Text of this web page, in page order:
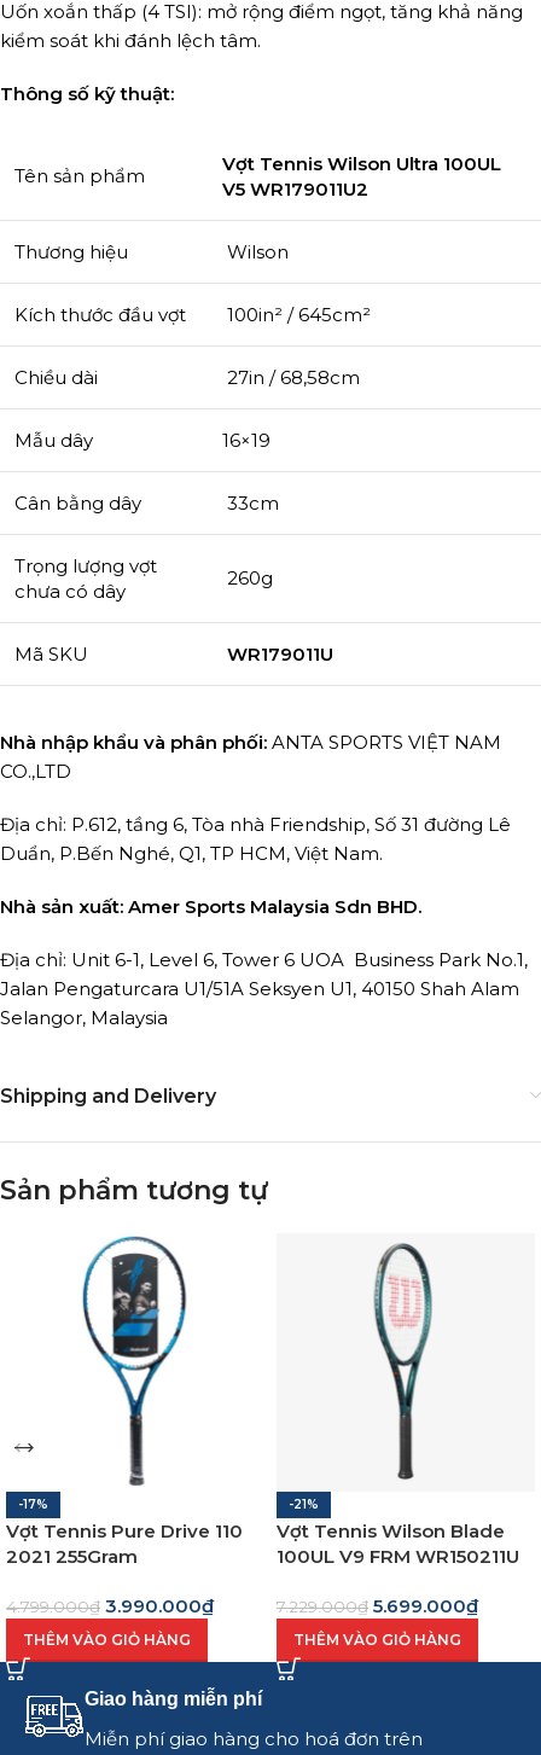
Uốn xoắn thấp (4 TSI): mở rộng điểm ngọt, tăng khả năng
kiểm soát khi đánh lệch tâm.
Thông số kỹ thuật:
Tên sản phẩm
Vợt Tennis Wilson Ultra 100UL
V5 WR179011U2
Thương hiệu Wilson
Kích thước đầu vợt 100in² / 645cm²
Chiều dài 27in / 68,58cm
Mẫu dây 16×19
Cân bằng dây 33cm
Trọng lượng vợt
chưa có dây
260g
Mã SKU WR179011U
Nhà nhập khẩu và phân phối: ANTA SPORTS VIỆT NAM
CO.,LTD
Địa chỉ: P.612, tầng 6, Tòa nhà Friendship, Số 31 đường Lê
Duẩn, P.Bến Nghé, Q1, TP HCM, Việt Nam.
Nhà sản xuất: Amer Sports Malaysia Sdn BHD.
Địa chỉ: Unit 6-1, Level 6, Tower 6 UOA Business Park No.1,
Jalan Pengaturcara U1/51A Seksyen U1, 40150 Shah Alam
Selangor, Malaysia
Shipping and Delivery
Sản phẩm tương tự
-17%
Vợt Tennis Pure Drive 110
2021 255Gram
4.799.000₫ 3.990.000₫
THÊM VÀO GIỎ HÀNG
-21%
Vợt Tennis Wilson Blade
100UL V9 FRM WR150211U
7.229.000₫ 5.699.000₫
THÊM VÀO GIỎ HÀNG
Giao hàng miễn phí
Miễn phí giao hàng cho hoá đơn trên